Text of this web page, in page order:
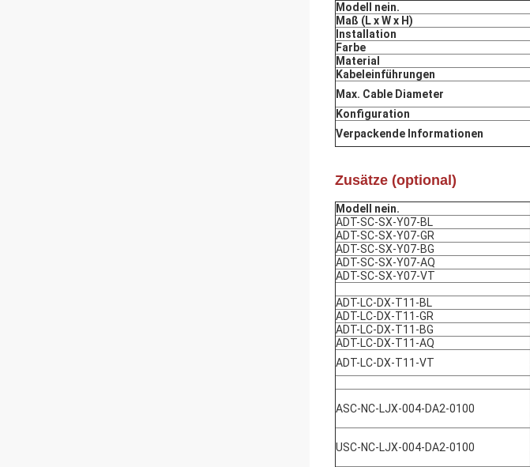
Modell nein.
Maß (L x W x H)
Installation
Farbe
Material
Kabeleinführungen
Max. Cable Diameter
Konfiguration
Verpackende Informationen
Zusätze (optional)
Modell nein.
ADT-SC-SX-Y07-BL
ADT-SC-SX-Y07-GR
ADT-SC-SX-Y07-BG
ADT-SC-SX-Y07-AQ
ADT-SC-SX-Y07-VT
ADT-LC-DX-T11-BL
ADT-LC-DX-T11-GR
ADT-LC-DX-T11-BG
ADT-LC-DX-T11-AQ
ADT-LC-DX-T11-VT
ASC-NC-LJX-004-DA2-0100
USC-NC-LJX-004-DA2-0100